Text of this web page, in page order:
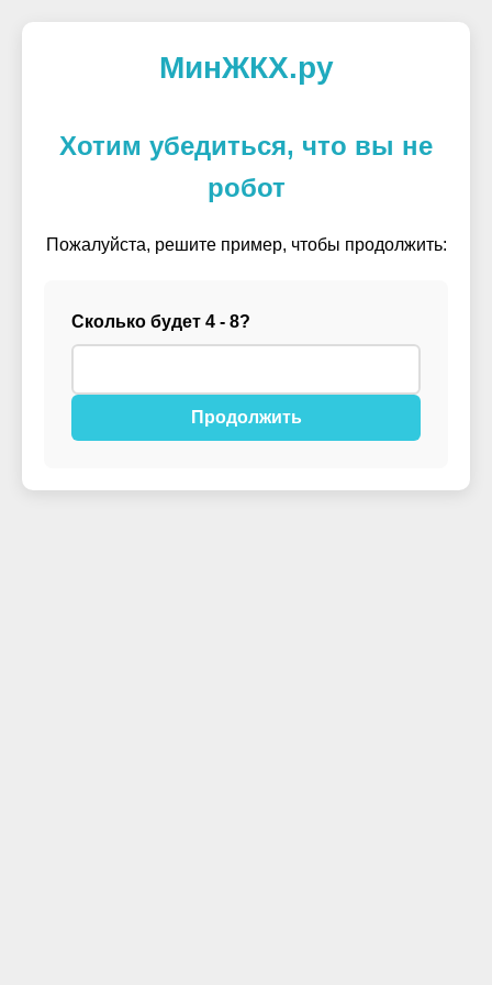
МинЖКХ.ру
Хотим убедиться, что вы не
робот
Пожалуйста, решите пример, чтобы продолжить:
Сколько будет 4 - 8?
Продолжить